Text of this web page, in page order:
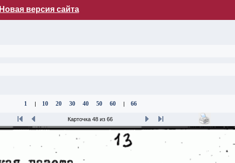
Новая версия сайта
1 | 10 20 30 40 50 60 | 66
Карточка 48 из 66